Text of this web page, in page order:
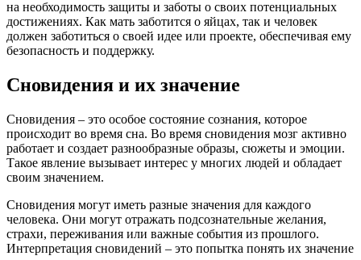
на необходимость защиты и заботы о своих потенциальных
достижениях. Как мать заботится о яйцах, так и человек
должен заботиться о своей идее или проекте, обеспечивая ему
безопасность и поддержку.
Сновидения и их значение
Сновидения – это особое состояние сознания, которое
происходит во время сна. Во время сновидения мозг активно
работает и создает разнообразные образы, сюжеты и эмоции.
Такое явление вызывает интерес у многих людей и обладает
своим значением.
Сновидения могут иметь разные значения для каждого
человека. Они могут отражать подсознательные желания,
страхи, переживания или важные события из прошлого.
Интерпретация сновидений – это попытка понять их значение